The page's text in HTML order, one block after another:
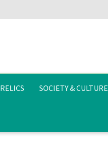
RELICS SOCIETY & CULTURE